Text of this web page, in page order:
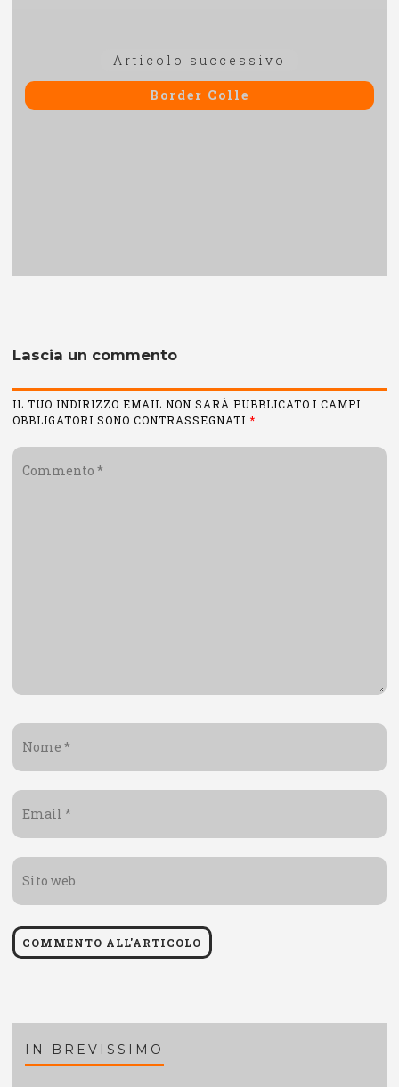
Articolo successivo
Border Colle
Lascia un commento
IL TUO INDIRIZZO EMAIL NON SARÀ PUBBLICATO.I CAMPI
OBBLIGATORI SONO CONTRASSEGNATI *
*
*
web
IN BREVISSIMO